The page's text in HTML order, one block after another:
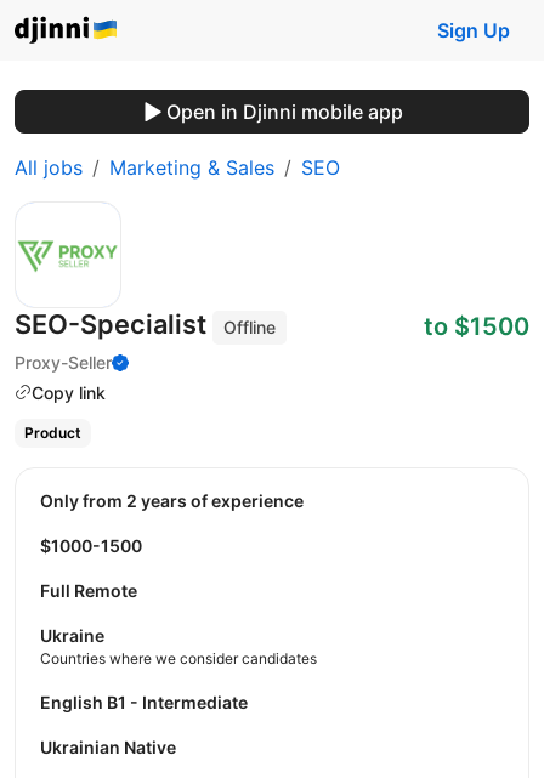
Sign Up
Open in Djinni mobile app
All jobs Marketing & Sales SEO
SEO-Specialist
Offline
Proxy-Seller
Copy link
to $1500
Product
Only from 2 years of experience
$1000-1500
Full Remote
Ukraine
Countries where we consider candidates
English B1 - Intermediate
Ukrainian Native